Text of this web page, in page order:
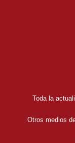
Toda la
Otros medios